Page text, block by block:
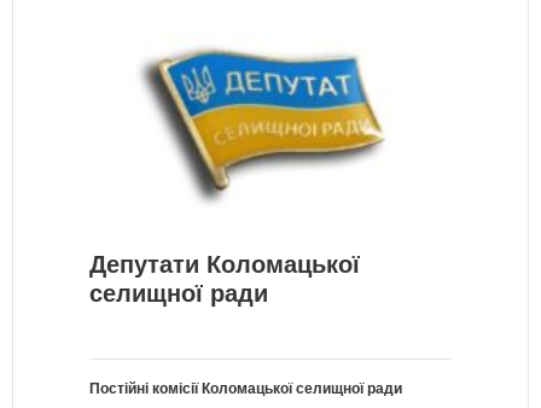
Депутати Коломацької
селищної ради
Постійні комісії Коломацької селищної ради